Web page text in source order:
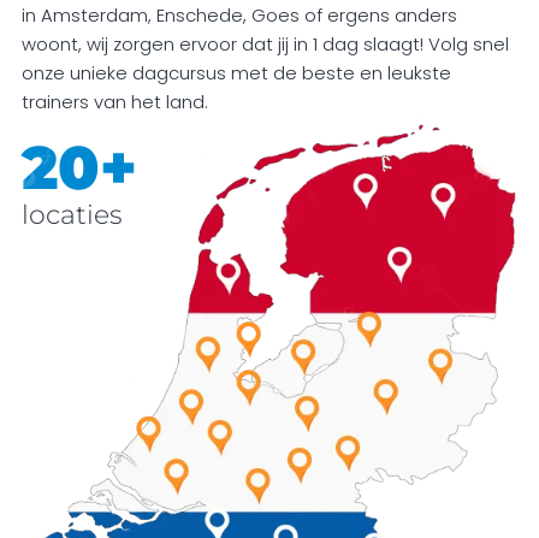
in Amsterdam, Enschede, Goes of ergens anders
woont, wij zorgen ervoor dat jij in 1 dag slaagt! Volg snel
onze unieke dagcursus met de beste en leukste
trainers van het land.
20+
locaties